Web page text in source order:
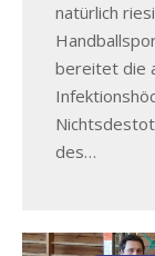
natürlich
bereitet die
des…